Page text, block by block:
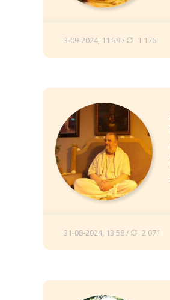
3-09-2024, 11:59 / 1 176
31-08-2024, 13:58 / 2 071